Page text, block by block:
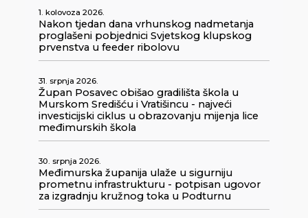
1. kolovoza 2026.
Nakon tjedan dana vrhunskog nadmetanja
proglašeni pobjednici Svjetskog klupskog
prvenstva u feeder ribolovu
31. srpnja 2026.
Župan Posavec obišao gradilišta škola u
Murskom Središću i Vratišincu - najveći
investicijski ciklus u obrazovanju mijenja lice
međimurskih škola
30. srpnja 2026.
Međimurska županija ulaže u sigurniju
prometnu infrastrukturu - potpisan ugovor
za izgradnju kružnog toka u Podturnu